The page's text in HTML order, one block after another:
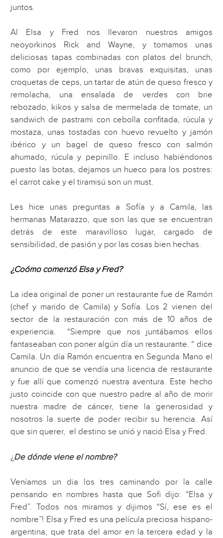
juntos.
Al Elsa y Fred nos llevaron nuestros amigos
neoyorkinos Rick and Wayne, y tomamos unas
deliciosas tapas combinadas con platos del brunch,
como por ejemplo, unas bravas exquisitas, unas
croquetas de ceps, un tartar de atún de queso fresco y
remolacha, una ensalada de verdes con brie
rebozado, kikos y salsa de mermelada de tomate, un
sandwich de pastrami con cebolla confitada, rúcula y
mostaza, unas tostadas con huevo revuelto y jamón
ibérico y un bagel de queso fresco con salmón
ahumado, rúcula y pepinillo. E incluso habiéndonos
puesto las botas, dejamos un hueco para los postres:
el carrot cake y el tiramisú son un must.
Les hice unas preguntas a Sofía y a Camila, las
hermanas Matarazzo, que son las que se encuentran
detrás de este maravilloso lugar, cargado de
sensibilidad, de pasión y por las cosas bien hechas.
¿Coómo comenzó Elsa y Fred?
La idea original de poner un restaurante fue de Ramón
(chef y marido de Camila) y Sofía. Los 2 vienen del
sector de la restauración con más de 10 años de
experiencia. “Siempre que nos juntábamos ellos
fantaseaban con poner algún día un restaurante. “ dice
Camila. Un día Ramón encuentra en Segunda Mano el
anuncio de que se vendía una licencia de restaurante
y fue allí que comenzó nuestra aventura. Este hecho
justo coincide con que nuestro padre al año de morir
nuestra madre de cáncer, tiene la generosidad y
nosotros la suerte de poder recibir su herencia. Así
que sin querer, el destino se unió y nació Elsa y Fred.
¿De dónde viene el nombre?
Veníamos un dia los tres caminando por la calle
pensando en nombres hasta que Sofi dijo: “Elsa y
Fred”. Todos nos miramos y dijimos “Sí, ese es el
nombre”! Elsa y Fred es una película preciosa hispano-
argentina, que trata del amor en la tercera edad y la